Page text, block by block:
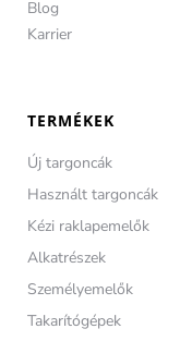
Blog
Karrier
TERMÉKEK
Új targoncák
Használt targoncák
Kézi raklapemelők
Alkatrészek
Személyemelők
Takarítógépek